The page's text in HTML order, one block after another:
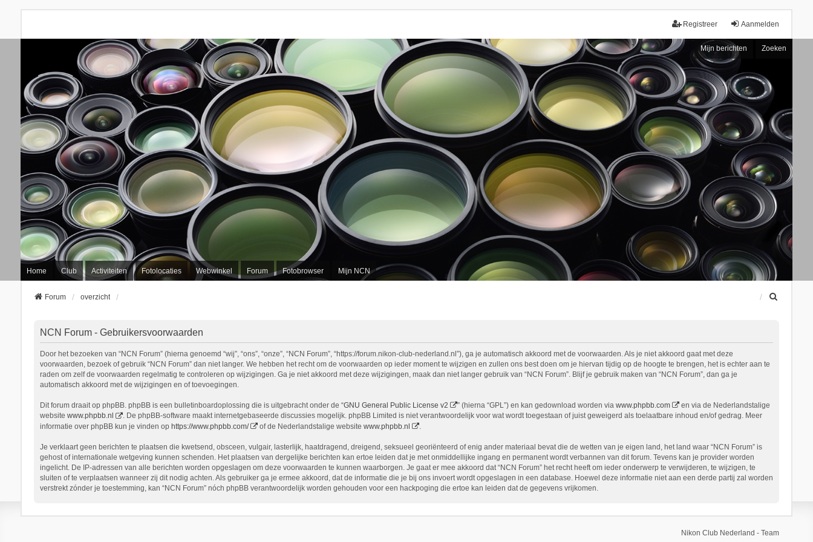
Aanmelden
Registreer
Mijn berichten Zoeken
Home Club Activiteiten Fotolocaties Webwinkel Forum Fotobrowser Mijn NCN
Forum overzicht
NCN Forum - Gebruikersvoorwaarden
Door het bezoeken van “NCN Forum” (hierna genoemd “wij”, “ons”, “onze”, “NCN Forum”, “https://forum.nikon-club-nederland.nl”), ga je automatisch akkoord met de voorwaarden. Als je niet akkoord gaat met deze
voorwaarden, bezoek of gebruik “NCN Forum” dan niet langer. We hebben het recht om de voorwaarden op ieder moment te wijzigen en zullen ons best doen om je hiervan tijdig op de hoogte te brengen, het is echter aan te
raden om zelf de voorwaarden regelmatig te controleren op wijzigingen. Ga je niet akkoord met deze wijzigingen, maak dan niet langer gebruik van “NCN Forum”. Blijf je gebruik maken van “NCN Forum”, dan ga je
automatisch akkoord met de wijzigingen en of toevoegingen.
Dit forum draait op phpBB. phpBB is een bulletinboardoplossing die is uitgebracht onder de “GNU General Public License v2 ” (hierna “GPL”) en kan gedownload worden via www.phpbb.com
en via de Nederlandstalige
website www.phpbb.nl
. De phpBB-software maakt internetgebaseerde discussies mogelijk. phpBB Limited is niet verantwoordelijk voor wat wordt toegestaan of juist geweigerd als toelaatbare inhoud en/of gedrag. Meer
informatie over phpBB kun je vinden op https://www.phpbb.com/ of de Nederlandstalige website www.phpbb.nl .
Je verklaart geen berichten te plaatsen die kwetsend, obsceen, vulgair, lasterlijk, haatdragend, dreigend, seksueel georiënteerd of enig ander materiaal bevat die de wetten van je eigen land, het land waar “NCN Forum” is
gehost of internationale wetgeving kunnen schenden. Het plaatsen van dergelijke berichten kan ertoe leiden dat je met onmiddellijke ingang en permanent wordt verbannen van dit forum. Tevens kan je provider worden
ingelicht. De IP-adressen van alle berichten worden opgeslagen om deze voorwaarden te kunnen waarborgen. Je gaat er mee akkoord dat “NCN Forum” het recht heeft om ieder onderwerp te verwijderen, te wijzigen, te
sluiten of te verplaatsen wanneer zij dit nodig achten. Als gebruiker ga je ermee akkoord, dat de informatie die je bij ons invoert wordt opgeslagen in een database. Hoewel deze informatie niet aan een derde partij zal worden
verstrekt zónder je toestemming, kan “NCN Forum” nóch phpBB verantwoordelijk worden gehouden voor een hackpoging die ertoe kan leiden dat de gegevens vrijkomen.
Nikon Club Nederland - Team